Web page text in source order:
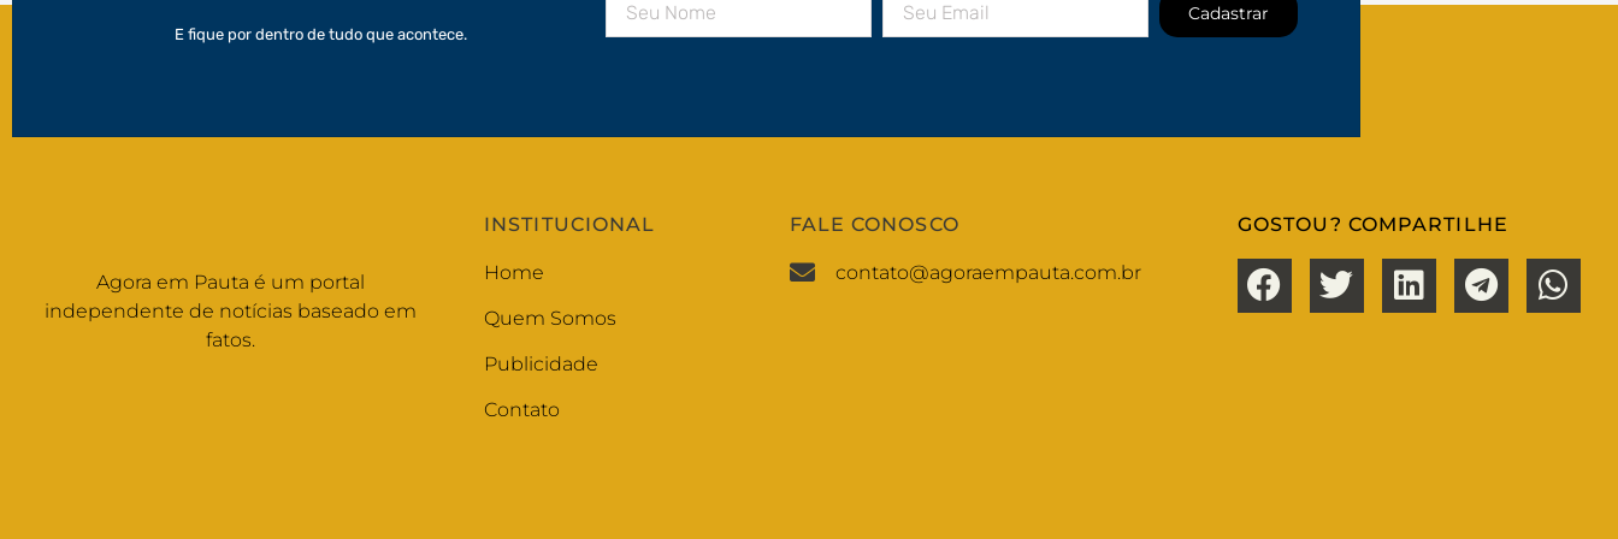
E fique por dentro de tudo que acontece.
Cadastrar
Agora em Pauta é um portal
independente de notícias baseado em
fatos.
INSTITUCIONAL
Home
Quem Somos
Publicidade
Contato
FALE CONOSCO
contato@agoraempauta.com.br
GOSTOU? COMPARTILHE